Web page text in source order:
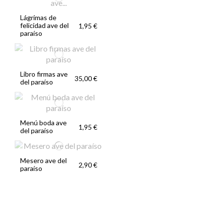
Lágrimas de
felicidad ave del
paraíso
1,95 €
Libro firmas ave
del paraíso
35,00 €
Menú boda ave
del paraíso
1,95 €
Mesero ave del
paraíso
2,90 €